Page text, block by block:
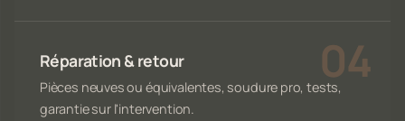
Réparation & retour
Pièces neuves ou équivalentes, soudure pro, tests,
garantie sur l'intervention.